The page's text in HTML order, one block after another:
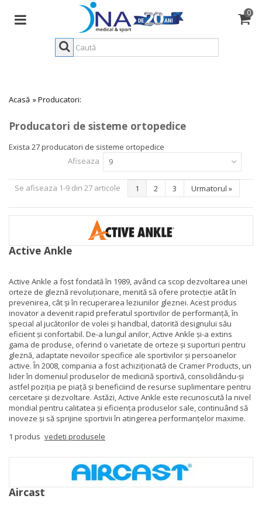
0
Acasă »Producatori:
Producatori de sisteme ortopedice
Exista 27 producatori de sisteme ortopedice
Afiseaza
9
1 2 3 Urmatorul »
Se afiseaza 1-9 din 27 articole
Active Ankle
Active Ankle a fost fondată în 1989, având ca scop dezvoltarea unei
orteze de gleznă revoluționare, menită să ofere protecție atât în
prevenirea, cât și în recuperarea leziunilor gleznei. Acest produs
inovator a devenit rapid preferatul sportivilor de performanță, în
special al jucătorilor de volei și handbal, datorită designului său
eficient și confortabil. De-a lungul anilor, Active Ankle și-a extins
gama de produse, oferind o varietate de orteze și suporturi pentru
gleznă, adaptate nevoilor specifice ale sportivilor și persoanelor
active. În 2008, compania a fost achiziționată de Cramer Products, un
lider în domeniul produselor de medicină sportivă, consolidându-și
astfel poziția pe piață și beneficiind de resurse suplimentare pentru
cercetare și dezvoltare. Astăzi, Active Ankle este recunoscută la nivel
mondial pentru calitatea și eficiența produselor sale, continuând să
inoveze și să sprijine sportivii în atingerea performanțelor maxime.
1 produs vedeti produsele
Aircast